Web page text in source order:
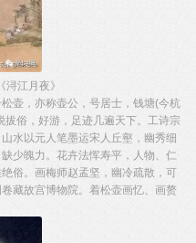
浔江月夜》
壶，亦称壶公，号居士，钱塘(今杭
俗，好游，足迹几遍天下。工诗宗
水以元人笔墨运宋人丘壑，幽秀细
少魄力。花卉法恽寿平，人物、仁
俗。画梅师赵孟坚，幽冷疏散，可
藏故宫博物院。着松壶画忆、画赘